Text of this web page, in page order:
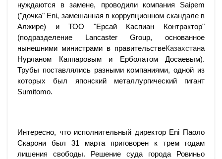
нуждаются в замене, проводили компания Saipem
("дочка" Eni, замешанная в коррупционном скандале в
Алжире) и ТОО "Ерсай Каспиан Контрактор"
(подразделение Lancaster Group, основанное
нынешними министрами в правительствеКазахстана
Нурланом Каппаровым и Ерболатом Досаевым).
Трубы поставлялись разными компаниями, одной из
которых был японский металлургический гигант
Sumitomo.
Интересно, что исполнительный директор Eni Паоло
Скарони был 31 марта приговорен к трем годам
лишения свободы. Решение суда города Ровиньо